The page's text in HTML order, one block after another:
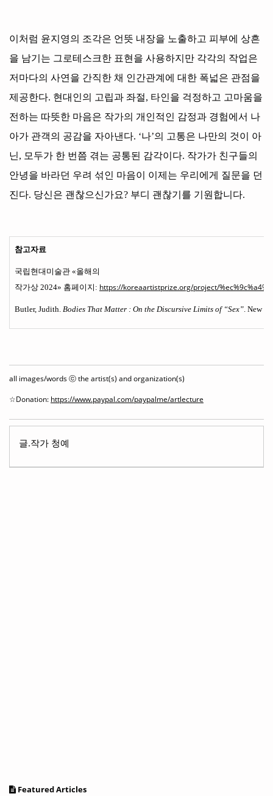
이처럼 윤지영의 조각은 언뜻 내장을 노출하고 피부에 상흔
을 남기는 그로테스크한 표현을 사용하지만 각각의 작업은
저마다의 사연을 간직한 채 인간관계에 대한 폭넓은 관점을
제공한다. 현대인의 고립과 좌절, 타인을 걱정하고 고마움을
전하는 따뜻한 마음은 작가의 개인적인 감정과 경험에서 나
아가 관객의 공감을 자아낸다. ‘나’의 고통은 나만의 것이 아
닌, 모두가 한 번쯤 겪는 공통된 감각이다. 작가가 친구들의
안녕을 바라던 우려 섞인 마음이 이제는 우리에게 질문을 던
진다. 당신은 괜찮으신가요? 부디 괜찮기를 기원합니다.
참고자료
국립현대미술관 «올해의
작가상 2024» 홈페이지 : https://koreaartistprize.org/project/
Butler, Judith. Bodies That Matter : On the Discursive Limits of “Sex” . New
all images/words ⓒ the artist(s) and organization(s)
☆Donation: https://www.paypal.com/paypalme/artlecture
글.작가 청예
Featured Articles